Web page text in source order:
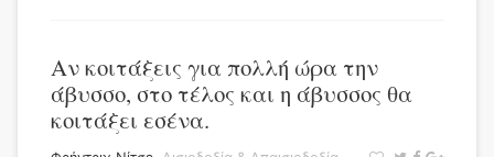
Αν κοιτάξεις για πολλή ώρα την
άβυσσο, στο τέλος και η άβυσσος θα
κοιτάξει εσένα.